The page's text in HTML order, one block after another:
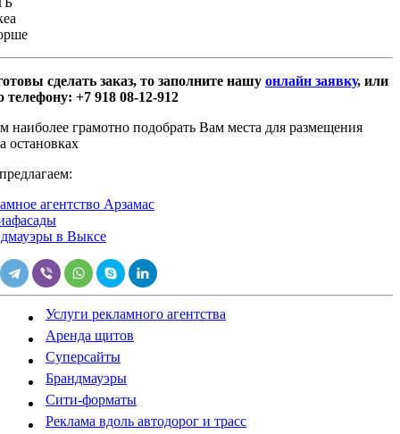
сделать заказ, то заполните нашу онлайн заявку, или
телефону: +7 918 08-12-912
грамотно подобрать Вам места для размещения
остановках
агентство Арзамас
в Выксе
Услуги рекламного агентства
Аренда щитов
Суперсайты
Брандмауэры
Сити-форматы
Реклама вдоль автодорог и трасс